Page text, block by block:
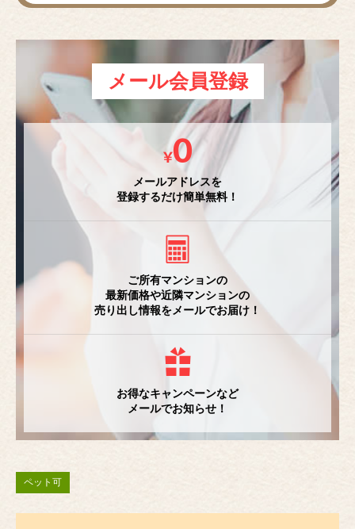
メール会員登録
メールアドレスを
登録するだけ簡単無料！
ご所有マンションの
最新価格や近隣マンションの
売り出し情報をメールでお届け！
お得なキャンペーンなど
メールでお知らせ！
ペット可